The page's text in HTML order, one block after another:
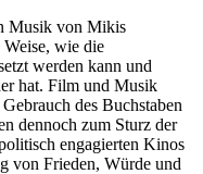
Musik von Mikis
wie die
werden kann und
hat. Film und Musik
des Buchstaben
dennoch zum Sturz der
engagierten Kinos
von Frieden, Würde und